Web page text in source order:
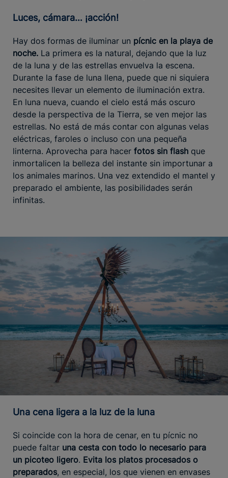
Luces, cámara… ¡acción!
Hay dos formas de iluminar un pícnic en la playa de
noche. La primera es la natural, dejando que la luz
de la luna y de las estrellas envuelva la escena.
Durante la fase de luna llena, puede que ni siquiera
necesites llevar un elemento de iluminación extra.
En luna nueva, cuando el cielo está más oscuro
desde la perspectiva de la Tierra, se ven mejor las
estrellas. No está de más contar con algunas velas
eléctricas, faroles o incluso con una pequeña
linterna. Aprovecha para hacer fotos sin flash que
inmortalicen la belleza del instante sin importunar a
los animales marinos. Una vez extendido el mantel y
preparado el ambiente, las posibilidades serán
infinitas.
Una cena ligera a la luz de la luna
Si coincide con la hora de cenar, en tu pícnic no
puede faltar una cesta con todo lo necesario para
un picoteo ligero. Evita los platos procesados o
preparados, en especial, los que vienen en envases